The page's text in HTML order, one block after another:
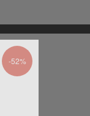
-52%